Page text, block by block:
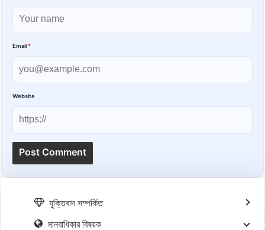
Email *
Website
যুক্তিবাদ সম্পর্কিত
মানবাধিকার বিষয়ক